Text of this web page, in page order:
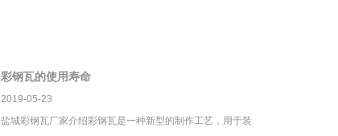
彩钢瓦的使用寿命
2019-05-23
盐城彩钢瓦厂家介绍彩钢瓦是一种新型的制作工艺，用于装